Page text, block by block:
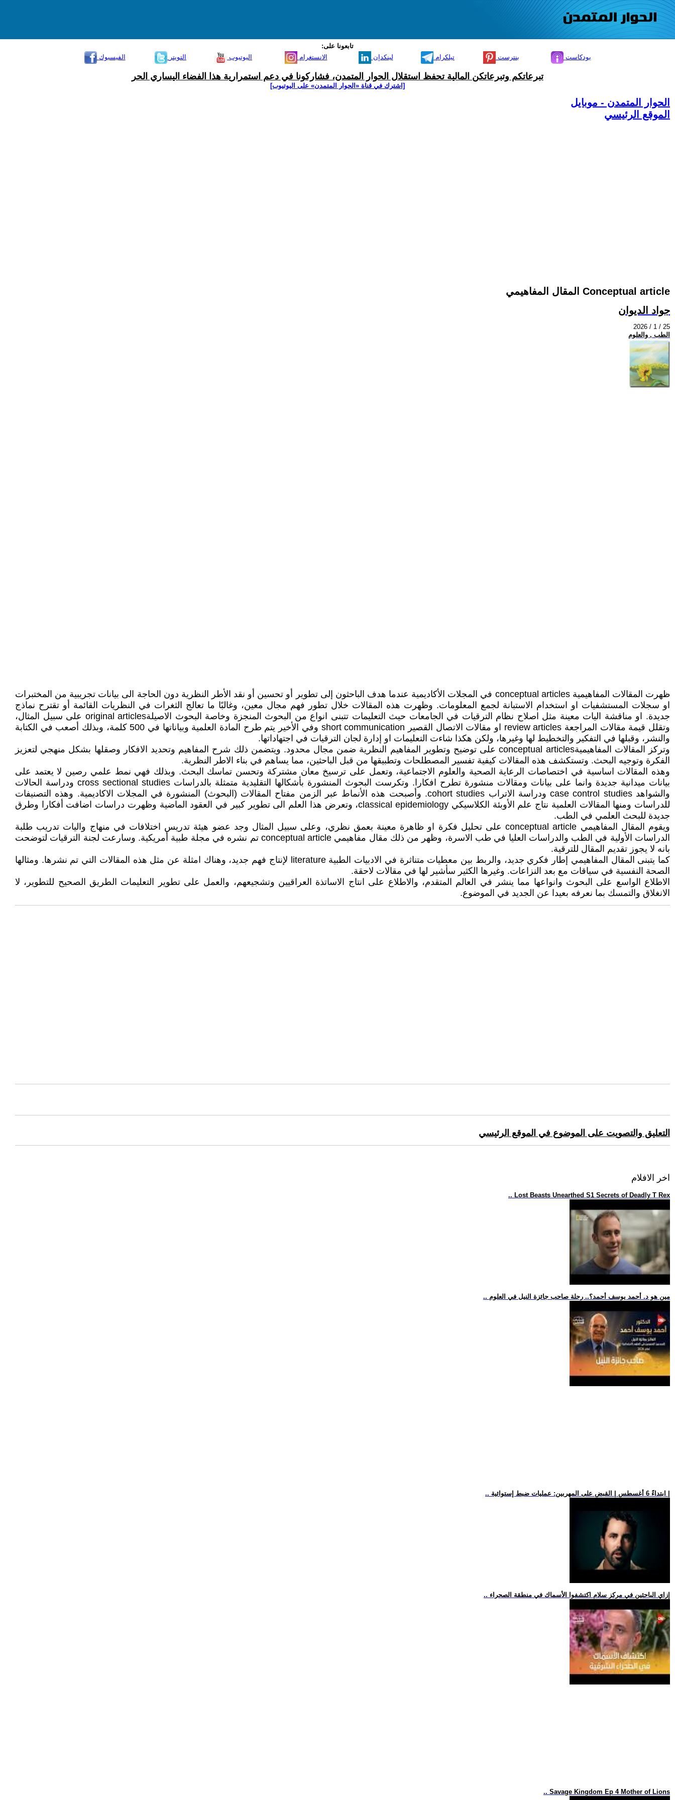
تابعونا على:
الفيسبوك
التويتر اليوتيوب الانستغرام لينكدإن تيلكرام بنترست بودكاست
تبرعاتكم وتبرعاتكن المالية تحفظ استقلال الحوار المتمدن، فشاركونا في دعم استمرارية هذا الفضاء اليساري الحر
[اشترك في قناة ‫«الحوار المتمدن» على اليوتيوب]
الحوار المتمدن - موبايل
الموقع الرئيسي
المقال المفاهيمي Conceptual article
جواد الديوان
2026 / 1 / 25
الطب , والعلوم
ظهرت المقالات المفاهيمية conceptual articles في المجلات الأكاديمية عندما هدف الباحثون إلى تطوير أو تحسين أو نقد الأطر النظرية دون الحاجة الى بيانات تجريبية من المختبرات
او سجلات المستشفيات او استخدام الاستبانة لجمع المعلومات. وظهرت هذه المقالات خلال تطور فهم مجال معين، وغالبًا ما تعالج الثغرات في النظريات القائمة أو تقترح نماذج
جديدة. او مناقشة اليات معينة مثل اصلاح نظام الترقيات في الجامعات حيث التعليمات تتبنى انواع من البحوث المنجزة وخاصة البحوث الاصيلةoriginal articles على سبيل المثال،
وتقلل قيمة مقالات المراجعة review articles او مقالات الاتصال القصير short communication وفي الأخير يتم طرح المادة العلمية وبياناتها في 500 كلمة، وبذلك أصعب في الكتابة
والنشر، وقبلها في التفكير والتخطيط لها وغيرها، ولكن هكذا شاءت التعليمات او إدارة لجان الترقيات في اجتهاداتها.
وتركز المقالات المفاهيميةconceptual articles على توضيح وتطوير المفاهيم النظرية ضمن مجال محدود. ويتضمن ذلك شرح المفاهيم وتحديد الافكار وصقلها بشكل منهجي لتعزيز
الفكرة وتوجيه البحث. وتستكشف هذه المقالات كيفية تفسير المصطلحات وتطبيقها من قبل الباحثين، مما يساهم في بناء الاطر النظرية.
وهذه المقالات اساسية في اختصاصات الرعاية الصحية والعلوم الاجتماعية، وتعمل على ترسيخ معان مشتركة وتحسن تماسك البحث. وبذلك فهي نمط علمي رصين لا يعتمد على
بيانات ميدانية جديدة وانما على بيانات ومقالات منشورة تطرح افكارا. وتكرست البحوث المنشورة بأشكالها التقليدية متمثلة بالدراسات cross sectional studies ودراسة الحالات
والشواهد case control studies ودراسة الاتراب cohort studies. وأصبحت هذه الأنماط عبر الزمن مفتاح المقالات (البحوث) المنشورة في المجلات الاكاديمية. وهذه التصنيفات
للدراسات ومنها المقالات العلمية نتاج علم الأوبئة الكلاسيكي classical epidemiology، وتعرض هذا العلم الى تطوير كبير في العقود الماضية وظهرت دراسات اضافت أفكارا وطرق
جديدة للبحث العلمي في الطب.
ويقوم المقال المفاهيمي conceptual article على تحليل فكرة او ظاهرة معينة بعمق نظري، وعلى سبيل المثال وجد عضو هيئة تدريس اختلافات في منهاج واليات تدريب طلبة
الدراسات الأولية في الطب والدراسات العليا في طب الاسرة، وظهر من ذلك مقال مفاهيمي conceptual article تم نشره في مجلة طبية أمريكية. وسارعت لجنة الترقيات لتوضحت
بانه لا يجوز تقديم المقال للترقية.
كما يتبنى المقال المفاهيمي إطار فكري جديد، والربط بين معطيات متناثرة في الادبيات الطبية literature لإنتاج فهم جديد، وهناك امثلة عن مثل هذه المقالات التي تم نشرها. ومثالها
الصحة النفسية في سياقات مع بعد النزاعات. وغيرها الكثير سأشير لها في مقالات لاحقة.
الاطلاع الواسع على البحوث وانواعها مما ينشر في العالم المتقدم، والاطلاع على انتاج الاساتذة العراقيين وتشجيعهم، والعمل على تطوير التعليمات الطريق الصحيح للتطوير، لا
الانغلاق والتمسك بما نعرفه بعيدا عن الجديد في الموضوع.
التعليق والتصويت على الموضوع في الموقع الرئيسي
اخر الافلام
.. Lost Beasts Unearthed S1 Secrets of Deadly T Rex
.. مين هو د. أحمد يوسف أحمد؟.. رحلة صاحب جائزة النيل في العلوم
.. إزاي الباحثين في مركز سلام اكتشفوا الأسماك في منطقة الصحراء
.. Savage Kingdom Ep 4 Mother of Lions